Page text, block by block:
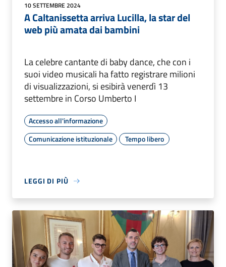
10 SETTEMBRE 2024
A Caltanissetta arriva Lucilla, la star del
web più amata dai bambini
La celebre cantante di baby dance, che con i
suoi video musicali ha fatto registrare milioni
di visualizzazioni, si esibirà venerdì 13
settembre in Corso Umberto I
Accesso all'informazione
Comunicazione istituzionale
Tempo libero
LEGGI DI PIÙ